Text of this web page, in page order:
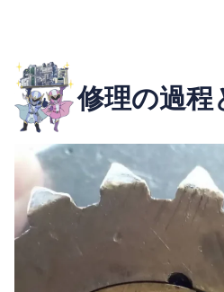
修理の過程